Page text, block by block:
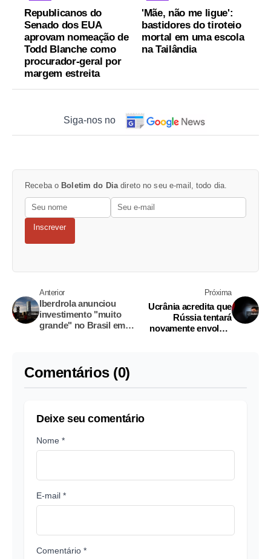
Republicanos do
Senado dos EUA
aprovam nomeação de
Todd Blanche como
procurador-geral por
margem estreita
'Mãe, não me ligue':
bastidores do tiroteio
mortal em uma escola
na Tailândia
Siga-nos no
Receba o Boletim do Diadireto no seu e-mail, todo dia.
Inscrever
Anterior
Iberdrola anunciou
investimento "muito
grande" no Brasil em
Próxima
Ucrânia acredita que
Rússia tentará
novamente envolver
Comentários (0)
Deixe seu comentário
Nome *
E-mail *
Comentário *